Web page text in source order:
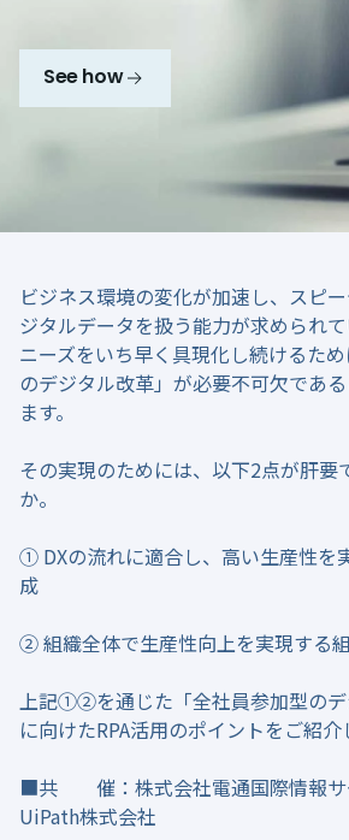
See how
ビジネス環境の変化が加速し、スピ
ジタルデータを扱う能力が求められ
ニーズをいち早く具現化し続けるた
のデジタル改革」が必要不可欠であ
ます。
その実現のためには、以下2点が肝要
か。
① DXの流れに適合し、高い生産性を
成
② 組織全体で生産性向上を実現する
上記①②を通じた「全社員参加型のデ
に向けたRPA活用のポイントをご紹介
■共 催：株式会社電通国際情報サ
UiPath株式会社